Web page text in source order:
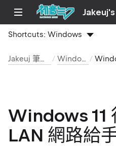
Shortcuts:Windows
Jakeuj 筆記本 Windows
Windows 11
LAN 網路給